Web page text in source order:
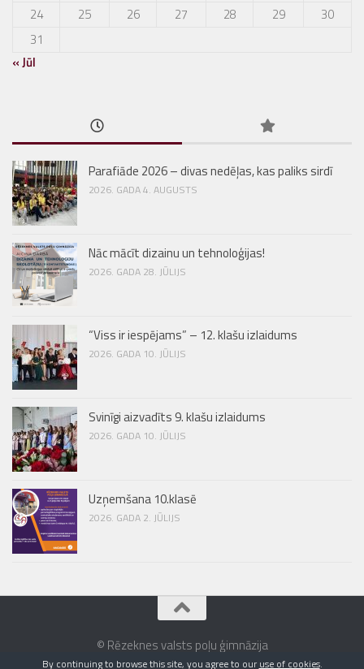
24
25 26 27 28 29
30
31
« Jūl
Parafiāde 2026 – divas nedēļas, kas paliks sirdī
2026. GADA 4. AUGUSTS
Nāc mācīt dizainu un tehnoloģijas!
2026. GADA 28. JŪLIJS
“Viss ir iespējams” – 12. klašu izlaidums
2026. GADA 10. JŪLIJS
Svinīgi aizvadīts 9. klašu izlaidums
2026. GADA 10. JŪLIJS
Uzņemšana 10.klasē
2026. GADA 2. JŪLIJS
© Rēzeknes valsts poļu ģimnāzija
By continuing to browse this site, you agree to our use of cookies.